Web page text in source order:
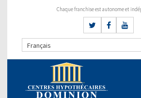
Chaque franchise est autonome et
Français